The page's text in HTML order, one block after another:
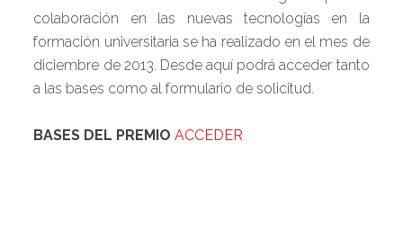
colaboración en las nuevas tecnologías en la
formación universitaria se ha realizado en el mes de
diciembre de 2013. Desde aquí podrá acceder tanto
a las bases como al formulario de solicitud.
BASES DEL PREMIOACCEDER